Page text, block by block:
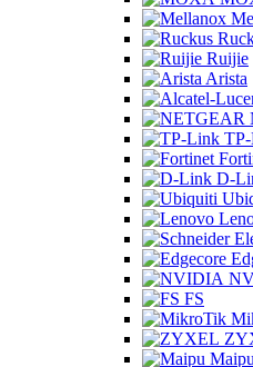
Ruijie
Arista
D-
FS
Maipu